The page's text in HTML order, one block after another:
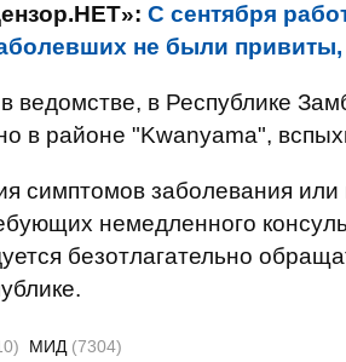
С сентября
не были
ведомстве, в Республике
в районе "Kwanyama",
симптомов заболевания или
немедленного
безотлагательно
МИД (7304)